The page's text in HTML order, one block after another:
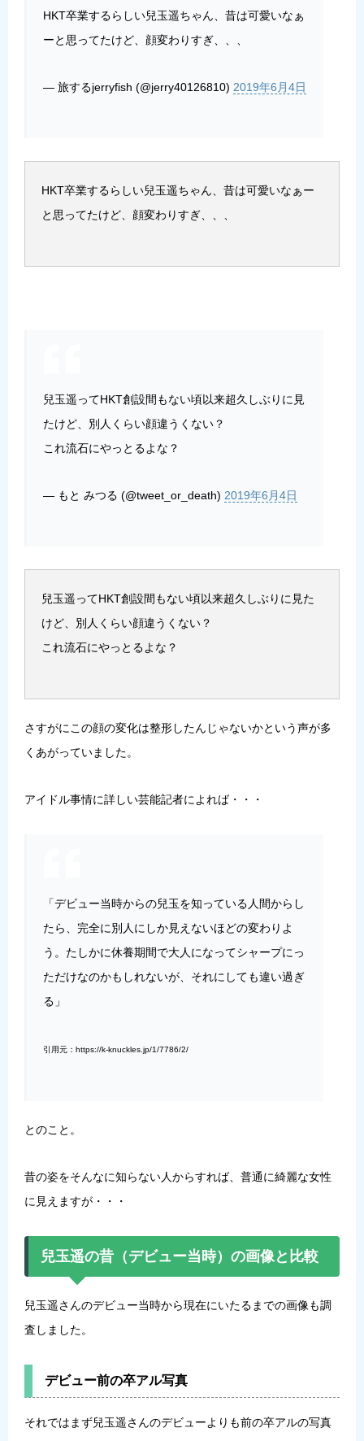
HKT卒業するらしい兒玉遥ちゃん、昔は可愛いなぁ
ーと思ってたけど、顔変わりすぎ、、、
— 旅するjerryfish (@jerry40126810) 2019年6月4日
HKT卒業するらしい兒玉遥ちゃん、昔は可愛いなぁー
と思ってたけど、顔変わりすぎ、、、
兒玉遥ってHKT創設間もない頃以来超久しぶりに見
たけど、別人くらい顔違うくない？
これ流石にやっとるよな？
— もと みつる (@tweet_or_death) 2019年6月4日
兒玉遥ってHKT創設間もない頃以来超久しぶりに見た
けど、別人くらい顔違うくない？
これ流石にやっとるよな？
さすがにこの顔の変化は整形したんじゃないかという声が多
くあがっていました。
アイドル事情に詳しい芸能記者によれば・・・
「デビュー当時からの兒玉を知っている人間からし
たら、完全に別人にしか見えないほどの変わりよ
う。たしかに休養期間で大人になってシャープにっ
ただけなのかもしれないが、それにしても違い過ぎ
る」
引用元：https://k-knuckles.jp/1/7786/2/
とのこと。
昔の姿をそんなに知らない人からすれば、普通に綺麗な女性
に見えますが・・・
兒玉遥の昔（デビュー当時）の画像と比較
兒玉遥さんのデビュー当時から現在にいたるまでの画像も調
査しました。
デビュー前の卒アル写真
それではまず兒玉遥さんのデビューよりも前の卒アルの写真